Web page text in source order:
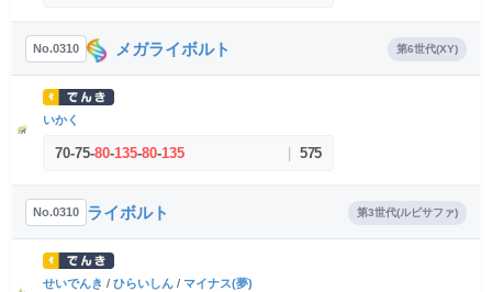
No.0310 メガライボルト 第6世代(XY)
いかく
70-75-80-135-80-135 575
No.0310 ライボルト 第3世代(ルビサファ)
せいでんき / ひらいしん / マイナス(夢)